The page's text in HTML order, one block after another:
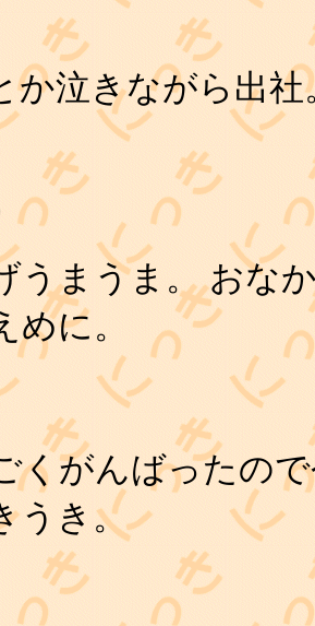
泣きながら出社
うまうま。 おな
めに。
くがんばったの
うき。